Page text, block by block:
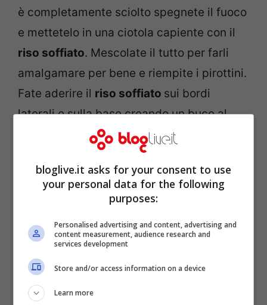
è completamente sciolto spegnete il fuoco
e mettetelo in una ciotola capiente con il
riso soffiato. Mescolate il tutto per farli
amalgamare per bene e riempite i pirottini.
Fate aderire il riso soffiato sui bordi
laterali e sulla base creando un buco al
centro (praticamente dovete dare la forma
di un cestino). Metteteli in frigo per un’ora.
Nel frattempo, preparate il ripieno.
bloglive.it asks for your consent to use
your personal data for the following
purposes:
Personalised advertising and content, advertising and
content measurement, audience research and
services development
Store and/or access information on a device
Learn more